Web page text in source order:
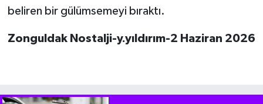
beliren bir gülümsemeyi bıraktı.
Zonguldak Nostalji-y.yıldırım-2 Haziran 2026